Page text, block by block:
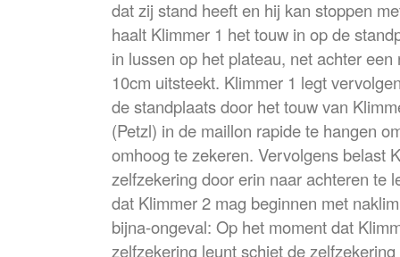
dat zij stand heeft en hij kan stoppen
haalt Klimmer 1 het touw in op de
in lussen op het plateau, net achter
10cm uitsteekt. Klimmer 1 legt
de standplaats door het touw van
(Petzl) in de maillon rapide te hangen
omhoog te zekeren. Vervolgens belast
zelfzekering door erin naar achteren te
dat Klimmer 2 mag beginnen met
bijna-ongeval: Op het moment dat
zelfzekering leunt schiet de